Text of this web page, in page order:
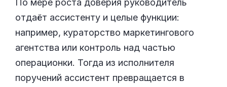
По мере роста доверия руководитель
отдаёт ассистенту и целые функции:
например, кураторство маркетингового
агентства или контроль над частью
операционки. Тогда из исполнителя
поручений ассистент превращается в